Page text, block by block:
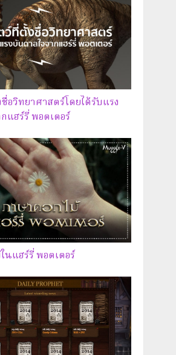
อวิทยาศาสตร์โดยได้รับแรง
แฮร์รี่ พอตเตอร์
นแฮร์รี่ พอตเตอร์